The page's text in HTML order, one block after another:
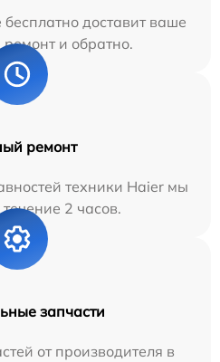
доставит ваше
ремонт и обратно.
ремонт
техники Haier мы
2 часов.
запчасти
от производителя в